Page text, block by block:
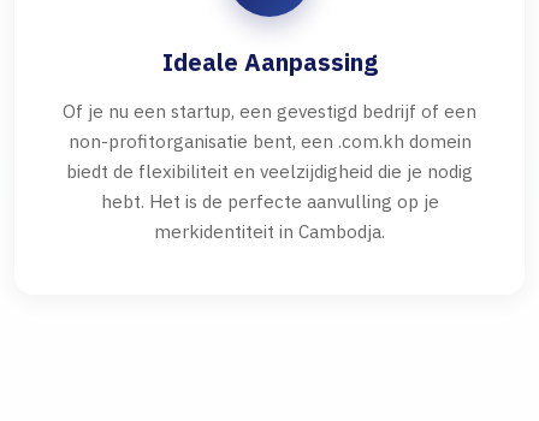
Ideale Aanpassing
Of je nu een startup, een gevestigd bedrijf of een
non-profitorganisatie bent, een .com.kh domein
biedt de flexibiliteit en veelzijdigheid die je nodig
hebt. Het is de perfecte aanvulling op je
merkidentiteit in Cambodja.